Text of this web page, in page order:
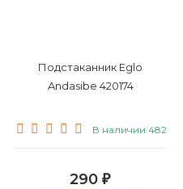
Подстаканник Eglo
Andasibe 420174
В наличии 482
290 ₽